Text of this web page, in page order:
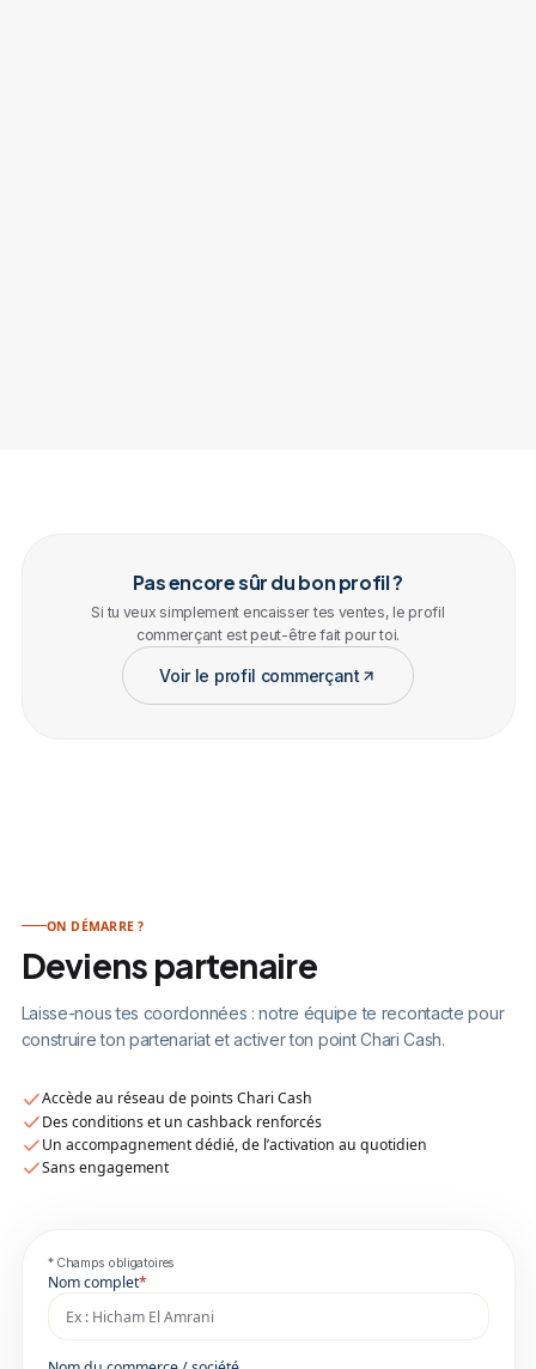
Pas encore sûr du bon profil ?
Si tu veux simplement encaisser tes ventes, le profil
commerçant est peut-être fait pour toi.
Voir le profil commerçant
ON DÉMARRE ?
Deviens partenaire
Laisse-nous tes coordonnées : notre équipe te recontacte pour
construire ton partenariat et activer ton point Chari Cash.
Accède au réseau de points Chari Cash
Des conditions et un cashback renforcés
Un accompagnement dédié, de l’activation au quotidien
Sans engagement
* Champs obligatoires
Nom complet*